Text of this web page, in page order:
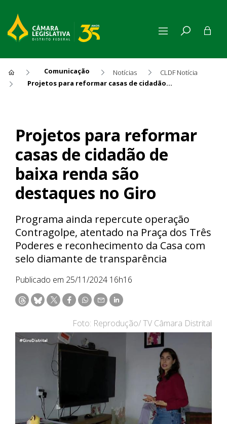
Comunicação Notícias
CLDF Notícia
Projetos para reformar casas de cidadão de baixa renda são destaques no Giro
Projetos para reformar
casas de cidadão de
baixa renda são
destaques no Giro
Programa ainda repercute operação
Contragolpe, atentado na Praça dos Três
Poderes e reconhecimento da Casa com
selo diamante de transparência
Publicado em 25/11/2024 16h16
Foto: Reprodução/ TV Câmara Distrital